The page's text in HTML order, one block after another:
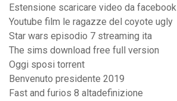
Estensione scaricare video da facebook
Youtube film le ragazze del coyote ugly
Star wars episodio 7 streaming ita
The sims download free full version
Oggi sposi torrent
Benvenuto presidente 2019
Fast and furios 8 altadefinizione